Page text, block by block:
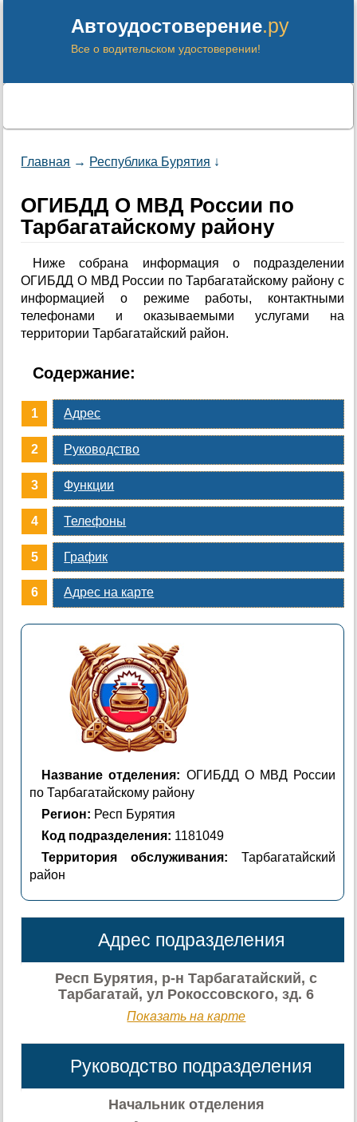
Автоудостоверение.ру
Все о водительском удостоверении!
Главная → Республика Бурятия ↓
ОГИБДД О МВД России по
Тарбагатайскому району
Ниже собрана информация о подразделении
ОГИБДД О МВД России по Тарбагатайскому району с
информацией о режиме работы, контактными
телефонами и оказываемыми услугами на
территории Тарбагатайский район.
Содержание:
Адрес
Руководство
Функции
Телефоны
График
Адрес на карте
Название отделения: ОГИБДД О МВД России
по Тарбагатайскому району
Регион: Респ Бурятия
Код подразделения: 1181049
Территория обслуживания: Тарбагатайский
район
Адрес подразделения
Респ Бурятия, р-н Тарбагатайский, с
Тарбагатай, ул Рокоссовского, зд. 6
Показать на карте
Руководство подразделения
Начальник отделения